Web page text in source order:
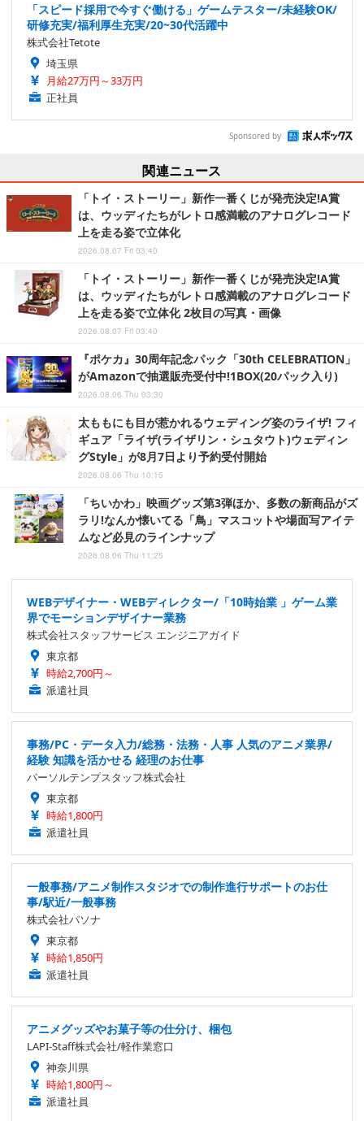
「スピード採用で今すぐ働ける」ゲームテスター/未経験OK/
研修充実/福利厚生充実/20~30代活躍中
株式会社Tetote
埼玉県
月給27万円～33万円
正社員
Sponsored by
関連ニュース
「トイ・ストーリー」新作一番くじが発売決定!A賞
は、ウッディたちがレトロ感満載のアナログレコード
上を走る姿で立体化
2026.08.07 Fri 03:40
「トイ・ストーリー」新作一番くじが発売決定!A賞
は、ウッディたちがレトロ感満載のアナログレコード
上を走る姿で立体化 2枚目の写真・画像
2026.08.07 Fri 03:40
『ポケカ』30周年記念パック「30th CELEBRATION」
がAmazonで抽選販売受付中!1BOX(20パック入り)
2026.08.06 Thu 03:30
太ももにも目が惹かれるウェディング姿のライザ! フィ
ギュア「ライザ(ライザリン・シュタウト)ウェディン
グStyle」が8月7日より予約受付開始
2026.08.06 Thu 10:15
「ちいかわ」映画グッズ第3弾ほか、多数の新商品がズ
ラリ!なんか懐いてる「鳥」マスコットや場面写アイテ
ムなど必見のラインナップ
2026.08.06 Thu 11:25
WEBデザイナー・WEBディレクター/「10時始業 」ゲーム業
界でモーションデザイナー業務
株式会社スタッフサービス エンジニアガイド
東京都
時給2,700円～
派遣社員
事務/PC・データ入力/総務・法務・人事 人気のアニメ業界/
経験 知識を活かせる 経理のお仕事
パーソルテンプスタッフ株式会社
東京都
時給1,800円
派遣社員
一般事務/アニメ制作スタジオでの制作進行サポートのお仕
事/駅近/一般事務
株式会社パソナ
東京都
時給1,850円
派遣社員
アニメグッズやお菓子等の仕分け、梱包
LAPI-Staff株式会社/軽作業窓口
神奈川県
時給1,800円～
派遣社員